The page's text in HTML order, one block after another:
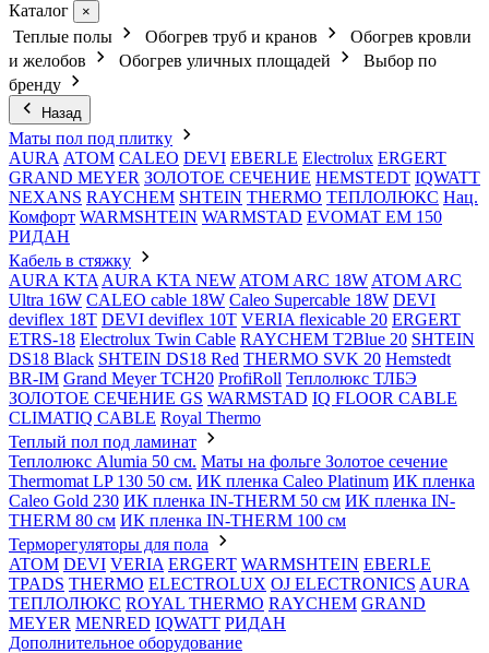
Каталог
×
Теплые полы Обогрев труб и кранов
Обогрев кровли
и желобов
Обогрев уличных площадей
Выбор по
бренду
Назад
Маты пол под плитку
AURA АТОМ CALEO DEVI EBERLE Electrolux ERGERT
GRAND MEYER ЗОЛОТОЕ СЕЧЕНИЕ HEMSTEDT IQWATT
NEXANS RAYCHEM SHTEIN THERMO ТЕПЛОЛЮКС Нац.
Комфорт WARMSHTEIN WARMSTAD EVOMAT EM 150
РИДАН
Кабель в стяжку
AURA KTA AURA KTA NEW ATOM ARC 18W ATOM ARC
Ultra 16W CALEO cable 18W Caleo Supercable 18W DEVI
deviflex 18T DEVI deviflex 10T VERIA flexicable 20 ERGERT
ETRS-18 Electrolux Twin Cable RAYCHEM T2Blue 20 SHTEIN
DS18 Black SHTEIN DS18 Red THERMO SVK 20 Hemstedt
BR-IM Grand Meyer TCH20 ProfiRoll Теплолюкс ТЛБЭ
ЗОЛОТОЕ СЕЧЕНИЕ GS WARMSTAD IQ FLOOR CABLE
CLIMATIQ CABLE Royal Thermo
Теплый пол под ламинат
Теплолюкс Alumia 50 см. Маты на фольге Золотое сечение
Thermomat LP 130 50 cм. ИК пленка Caleo Platinum ИК пленка
Caleo Gold 230 ИК пленка IN-THERM 50 см ИК пленка IN-
THERM 80 см ИК пленка IN-THERM 100 см
Терморегуляторы для пола
ATOM DEVI VERIA ERGERT WARMSHTEIN EBERLE
TPADS THERMO ELECTROLUX OJ ELECTRONICS AURA
ТЕПЛОЛЮКС ROYAL THERMO RAYCHEM GRAND
MEYER MENRED IQWATT РИДАН
Дополнительное оборудование